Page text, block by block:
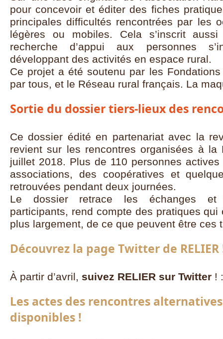
pour concevoir et éditer des fiches
principales difficultés rencontrées par les
légères ou mobiles. Cela s’inscrit
recherche d’appui aux personnes
développant des activités en espace rural.
Ce projet a été soutenu par les
par tous, et le Réseau rural français. La
Sortie du dossier tiers-lieux des
Ce dossier édité en partenariat avec la
revient sur les rencontres organisées à la
juillet 2018. Plus de 110 personnes
associations, des coopératives et
retrouvées pendant deux journées.
Le dossier retrace les échanges et
participants, rend compte des pratiques
plus largement, de ce que peuvent être
Découvrez la page Twitter de RELIER
À partir d’avril, suivez RELIER sur Twitter !
Les actes des rencontres
disponibles !